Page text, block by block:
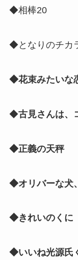
◆相棒20
◆となりのチカ
◆花束みたいな
◆古見さんは、
◆正義の天秤
◆オリバーな犬
◆きれいのくに
◆いいね光源氏